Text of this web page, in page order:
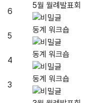
6
5월 월례발표회
5
동계 워크숍
4
동계 워크숍
3
동계 워크숍